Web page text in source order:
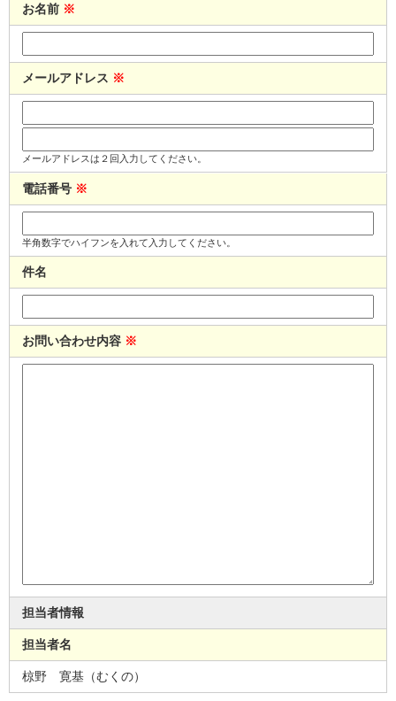
お名前 ※
メールアドレス ※
メールアドレスは２回入力してください。
電話番号 ※
半角数字でハイフンを入れて入力してください。
件名
お問い合わせ内容 ※
担当者情報
担当者名
椋野 寛基（むくの）